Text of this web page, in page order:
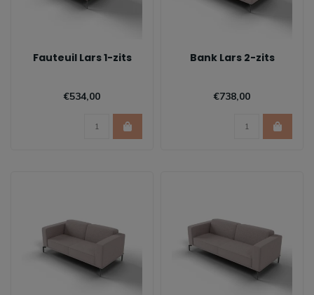
Fauteuil Lars 1-zits
€534,00
Bank Lars 2-zits
€738,00